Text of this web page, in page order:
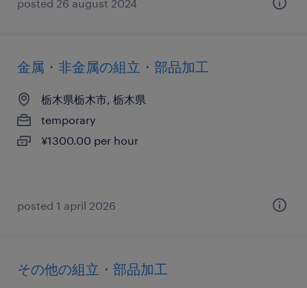
posted 26 august 2024
金属・非金属の組立・部品加工
栃木県栃木市, 栃木県
temporary
¥1300.00 per hour
posted 1 april 2026
その他の組立・部品加工